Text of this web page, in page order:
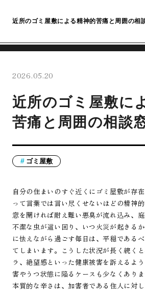
近所のゴミ屋敷による精神的苦痛と周囲の相
2026.05.20
近所のゴミ屋敷に
苦痛と周囲の相談
ゴミ屋敷
自分の住まいのすぐ近くにゴミ屋敷が存
って言葉では言い尽くせないほどの精神
窓を開ければ耐え難い悪臭が流れ込み、
不潔な虫が這い回り、いつ火災が起きる
に怯えながら過ごす毎日は、平穏である
てしまいます。こうした状況が長く続く
ラ、絶望感といった健康被害を訴えるよ
害やうつ状態に陥るケースも少なくあり
本質的な辛さは、加害者である住人に対